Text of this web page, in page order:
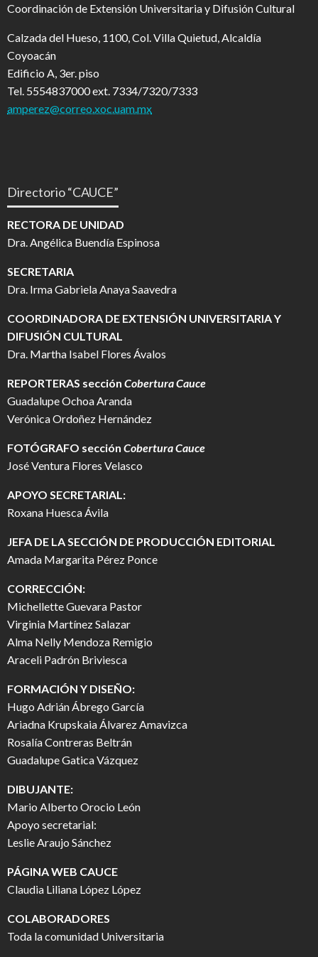
Coordinación de Extensión Universitaria y Difusión Cultural
Calzada del Hueso, 1100, Col. Villa Quietud, Alcaldía
Coyoacán
Edificio A, 3er. piso
Tel. 5554837000 ext. 7334/7320/7333
amperez@correo.xoc.uam.mx
Directorio “CAUCE”
RECTORA DE UNIDAD
Dra. Angélica Buendía Espinosa
SECRETARIA
Dra. Irma Gabriela Anaya Saavedra
COORDINADORA DE EXTENSIÓN UNIVERSITARIA Y
DIFUSIÓN CULTURAL
Dra. Martha Isabel Flores Ávalos
REPORTERAS sección Cobertura Cauce
Guadalupe Ochoa Aranda
Verónica Ordoñez Hernández
FOTÓGRAFO sección Cobertura Cauce
José Ventura Flores Velasco
APOYO SECRETARIAL:
Roxana Huesca Ávila
JEFA DE LA SECCIÓN DE PRODUCCIÓN EDITORIAL
Amada Margarita Pérez Ponce
CORRECCIÓN:
Michellette Guevara Pastor
Virginia Martínez Salazar
Alma Nelly Mendoza Remigio
Araceli Padrón Briviesca
FORMACIÓN Y DISEÑO:
Hugo Adrián Ábrego García
Ariadna Krupskaia Álvarez Amavizca
Rosalía Contreras Beltrán
Guadalupe Gatica Vázquez
DIBUJANTE:
Mario Alberto Orocio León
Apoyo secretarial:
Leslie Araujo Sánchez
PÁGINA WEB CAUCE
Claudia Liliana López López
COLABORADORES
Toda la comunidad Universitaria